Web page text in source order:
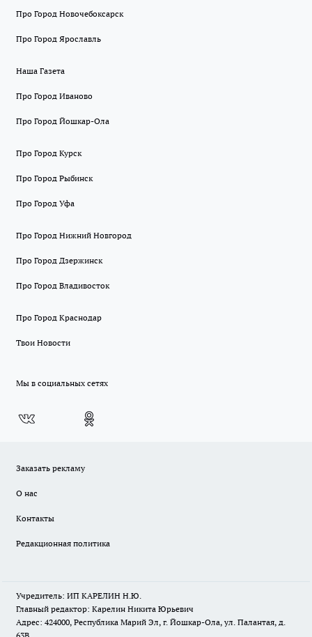
Про Город Новочебоксарск
Про Город Ярославль
Наша Газета
Про Город Иваново
Про Город Йошкар-Ола
Про Город Курск
Про Город Рыбинск
Про Город Уфа
Про Город Нижний Новгород
Про Город Дзержинск
Про Город Владивосток
Про Город Краснодар
Твои Новости
Мы в социальных сетях
Заказать рекламу
О нас
Контакты
Редакционная политика
Учредитель: ИП КАРЕЛИН Н.Ю.
Главный редактор: Карелин Никита Юрьевич
Адрес: 424000, Республика Марий Эл, г. Йошкар-Ола, ул. Палантая, д.